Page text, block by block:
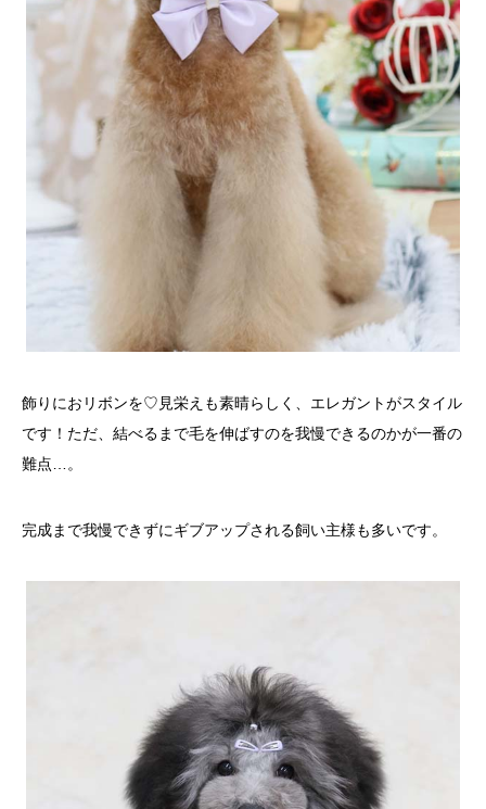
飾りにおリボンを♡見栄えも素晴らしく、エレガントがスタイル
です！ただ、結べるまで毛を伸ばすのを我慢できるのかが一番の
難点…。
完成まで我慢できずにギブアップされる飼い主様も多いです。